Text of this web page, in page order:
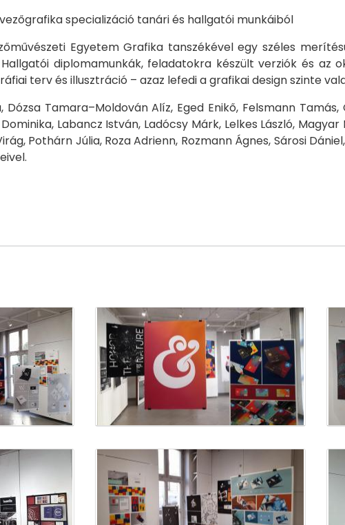
specializáció tanári és hallgatói munkáiból
Egyetem Grafika tanszékével egy széles
diplomamunkák, feladatokra készült verziók és az
terv és illusztráció – azaz lefedi a grafikai design szinte
Tamara–Moldován Alíz, Eged Enikő, Felsmann
Labancz István, Ladócsy Márk, Lelkes László,
Pothárn Júlia, Roza Adrienn, Rozmann Ágnes, Sárosi